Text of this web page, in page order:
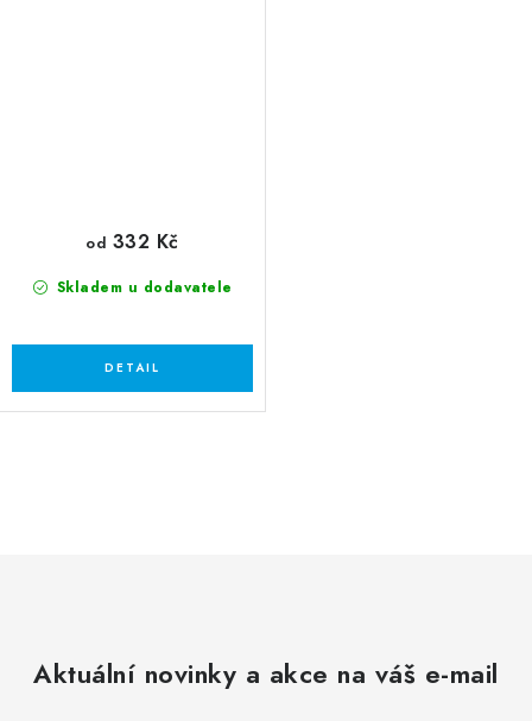
Skladem u dodavatele
od 332 Kč
Aktuální novinky a akce na váš e-mail